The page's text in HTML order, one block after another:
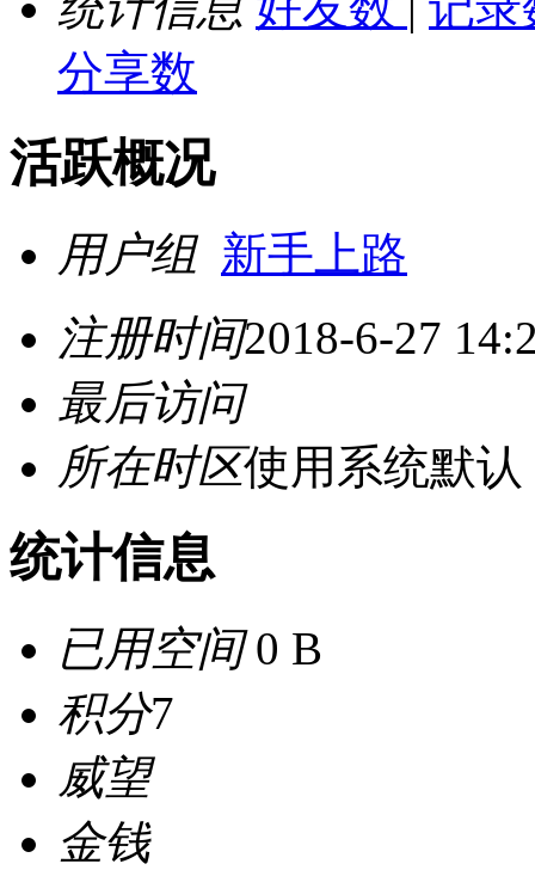
分享数
活跃概况
用户组 新手上路
注册时间2018-6-27
最后访问
所在时区使用系统默认
统计信息
已用空间0 B
积分7
威望
金钱